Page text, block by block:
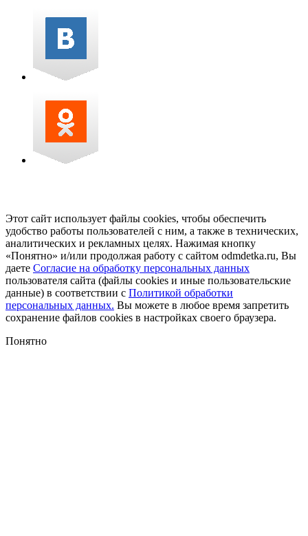
Этот сайт использует файлы cookies, чтобы обеспечить
удобство работы пользователей с ним, а также в технических,
аналитических и рекламных целях. Нажимая кнопку
«Понятно» и/или продолжая работу с сайтом odmdetka.ru, Вы
даете Согласие на обработку персональных данных
пользователя сайта (файлы cookies и иные пользовательские
данные) в соответствии с Политикой обработки
персональных данных. Вы можете в любое время запретить
сохранение файлов cookies в настройках своего браузера.
Понятно